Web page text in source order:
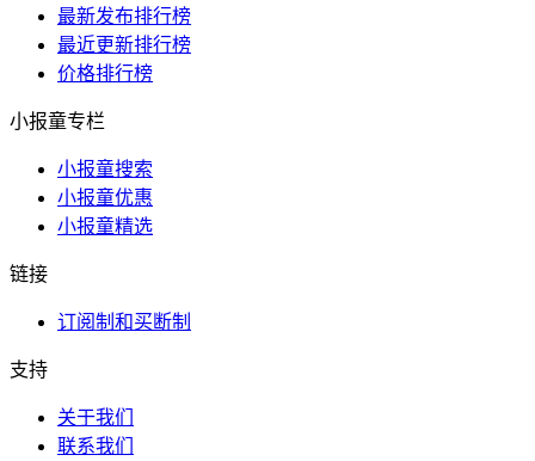
最新发布排行榜
最近更新排行榜
价格排行榜
小报童专栏
小报童搜索
小报童优惠
小报童精选
链接
订阅制和买断制
支持
关于我们
联系我们